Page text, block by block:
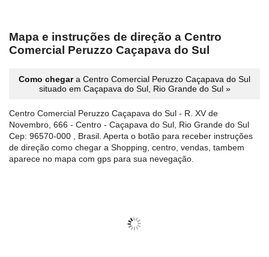
Mapa e instruções de direção a Centro
Comercial Peruzzo Caçapava do Sul
Como chegara Centro Comercial Peruzzo Caçapava do Sul
situado em Caçapava do Sul, Rio Grande do Sul »
Centro Comercial Peruzzo Caçapava do Sul - R. XV de
Novembro, 666 - Centro - Caçapava do Sul, Rio Grande do Sul
Cep: 96570-000 , Brasil. Aperta o botão para receber instruções
de direção como chegar a Shopping, centro, vendas, tambem
aparece no mapa com gps para sua nevegação.